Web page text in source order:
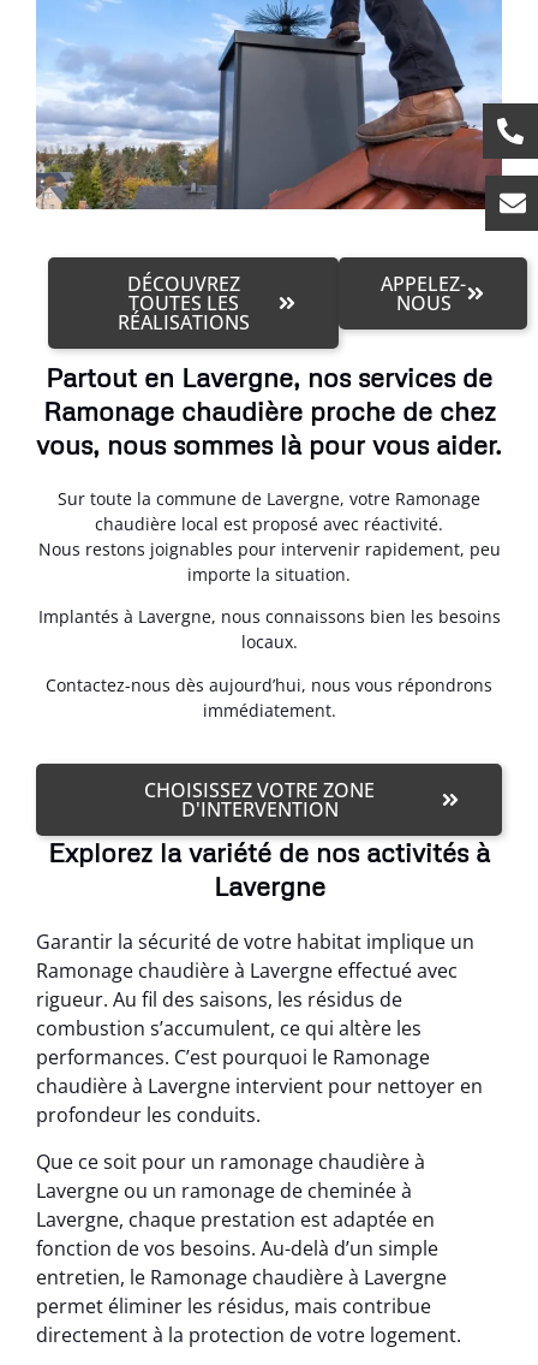
DÉCOUVREZ
TOUTES LES
RÉALISATIONS
APPELEZ-
NOUS
Partout en Lavergne, nos services de
Ramonage chaudière proche de chez
vous, nous sommes là pour vous aider.
Sur toute la commune de Lavergne, votre Ramonage
chaudière local est proposé avec réactivité.
Nous restons joignables pour intervenir rapidement, peu
importe la situation.
Implantés à Lavergne, nous connaissons bien les besoins
locaux.
Contactez-nous dès aujourd’hui, nous vous répondrons
immédiatement.
CHOISISSEZ VOTRE ZONE
D'INTERVENTION
Explorez la variété de nos activités à
Lavergne
Garantir la sécurité de votre habitat implique un
Ramonage chaudière à Lavergne effectué avec
rigueur. Au fil des saisons, les résidus de
combustion s’accumulent, ce qui altère les
performances. C’est pourquoi le Ramonage
chaudière à Lavergne intervient pour nettoyer en
profondeur les conduits.
Que ce soit pour un ramonage chaudière à
Lavergne ou un ramonage de cheminée à
Lavergne, chaque prestation est adaptée en
fonction de vos besoins. Au-delà d’un simple
entretien, le Ramonage chaudière à Lavergne
permet éliminer les résidus, mais contribue
directement à la protection de votre logement.